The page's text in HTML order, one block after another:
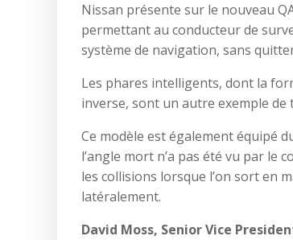
Nissan présente sur le nouveau
permettant au conducteur de
système de navigation, sans
Les phares intelligents, dont la
inverse, sont un autre exemple de
Ce modèle est également équipé
l’angle mort n’a pas été vu par le
les collisions lorsque l’on sort en
latéralement.
David Moss, Senior Vice